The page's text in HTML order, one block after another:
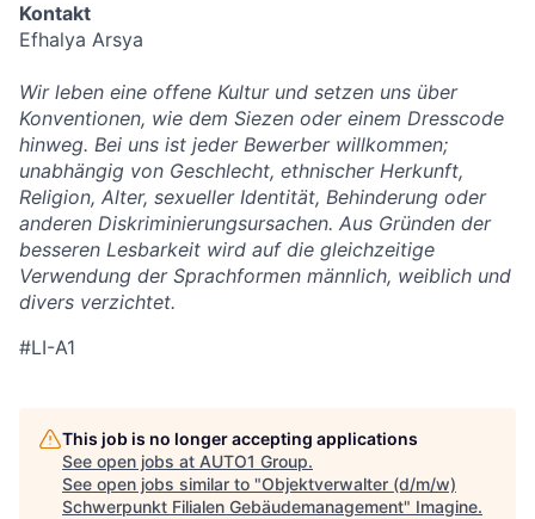
Kontakt
Efhalya Arsya
Wir leben eine offene Kultur und setzen uns über
Konventionen, wie dem Siezen oder einem Dresscode
hinweg. Bei uns ist jeder Bewerber willkommen;
unabhängig von Geschlecht, ethnischer Herkunft,
Religion, Alter, sexueller Identität, Behinderung oder
anderen Diskriminierungsursachen. Aus Gründen der
besseren Lesbarkeit wird auf die gleichzeitige
Verwendung der Sprachformen männlich, weiblich und
divers verzichtet.
#LI-A1
This job is no longer accepting applications
See open jobs at AUTO1 Group.
See open jobs similar to "Objektverwalter (d/m/w)
Schwerpunkt Filialen Gebäudemanagement" Imagine.